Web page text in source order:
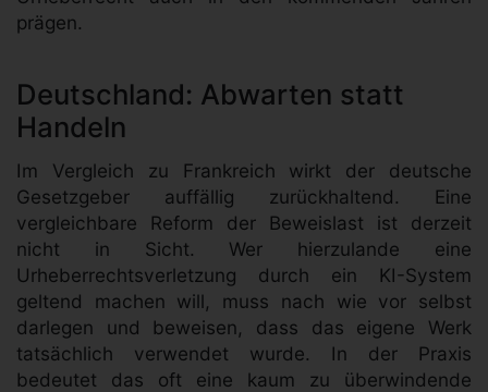
prägen.
Deutschland: Abwarten statt
Handeln
Im Vergleich zu Frankreich wirkt der deutsche
Gesetzgeber auffällig zurückhaltend. Eine
vergleichbare Reform der Beweislast ist derzeit
nicht in Sicht. Wer hierzulande eine
Urheberrechtsverletzung durch ein KI-System
geltend machen will, muss nach wie vor selbst
darlegen und beweisen, dass das eigene Werk
tatsächlich verwendet wurde. In der Praxis
bedeutet das oft eine kaum zu überwindende